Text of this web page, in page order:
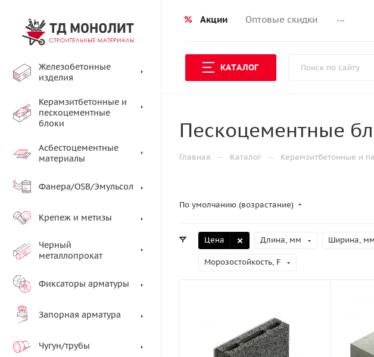
% Акции Оптовые скидки ...
КАТАЛОГ
Железобетонные
изделия
Керамзитбетонные и
пескоцементные
блоки
Асбестоцементные
материалы
Фанера/OSB/Эмульсол
Крепеж и метизы
Черный
металлопрокат
Фиксаторы арматуры
Запорная арматура
Чугун/трубы
Пескоцементные
Главная — Каталог — Керамзитбетонные и
По умолчанию (возрастание)
Цена Длина, мм Ширина, мм
Морозостойкость, F